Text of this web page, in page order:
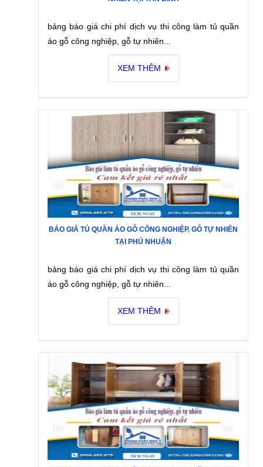
bảng báo giá chi phí dịch vụ thi công làm tủ quần
áo gỗ công nghiệp, gỗ tự nhiên...
XEM THÊM
BÁO GIÁ TỦ QUẦN ÁO GỖ CÔNG NGHIỆP, GỖ TỰ NHIÊN
TẠI PHÚ NHUẬN
bảng báo giá chi phí dịch vụ thi công làm tủ quần
áo gỗ công nghiệp, gỗ tự nhiên...
XEM THÊM